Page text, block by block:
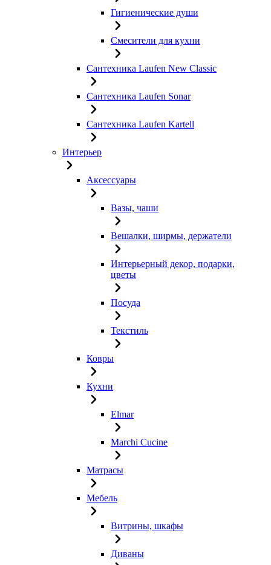
Гигиенические души
Смесители для кухни
Сантехника Laufen New Classic
Сантехника Laufen Sonar
Сантехника Laufen Kartell
Интерьер
Аксессуары
Вазы, чаши
Вешалки, ширмы, держатели
Интерьерный декор, подарки,
цветы
Посуда
Текстиль
Ковры
Кухни
Elmar
Marchi Cucine
Матрасы
Мебель
Витрины, шкафы
Диваны